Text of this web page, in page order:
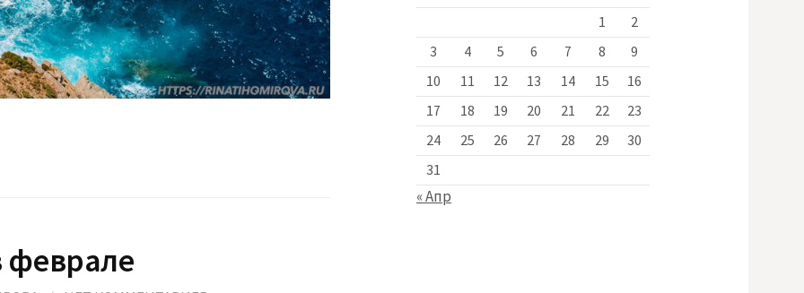
1
2
3
4 5 6 7 8
9
10
11 12 13 14 15
16
17
18 19 20 21 22
23
24
25 26 27 28 29
30
31
« Апр